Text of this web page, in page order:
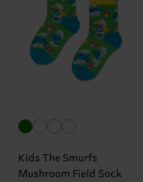
Kids The Smurfs
Mushroom Field Sock